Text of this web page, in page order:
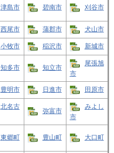
津島市 碧南市 刈谷市
西尾市 蒲郡市 犬山市
小牧市 稲沢市 新城市
知多市 知立市
尾張旭
市
豊明市 日進市 田原市
北名古
弥富市
みよし
市
東郷町 豊山町 大口町